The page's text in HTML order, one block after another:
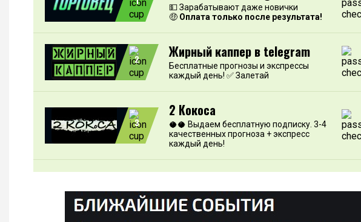
💵 Зарабатывают даже новички
🤑 Оплата только после результата!
2 Жирный каппер в telegram
Бесплатные прогнозы и экспрессы
каждый день! ✅ Залетай
3
2 Кокоса
🥥🥥 Выдаем бесплатную подписку. 3-4
качественных прогноза + экспресс
каждый день!